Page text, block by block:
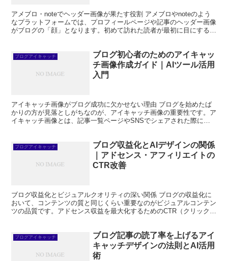
アメブロ・noteでヘッダー画像が果たす役割 アメブロやnoteのよう
なプラットフォームでは、プロフィールページや記事のヘッダー画像
がブログの「顔」となります。初めて訪れた読者が最初に目にするこ
ブログアイキャッチ
ブログ初心者のためのアイキャッ
チ画像作成ガイド｜AIツール活用
入門
アイキャッチ画像がブログ成功に欠かせない理由 ブログを始めたば
かりの方が見落としがちなのが、アイキャッチ画像の重要性です。ア
イキャッチ画像とは、記事一覧ページやSNSでシェアされた際に表
ブログアイキャッチ
ブログ収益化とAIデザインの関係
｜アドセンス・アフィリエイトの
CTR改善
ブログ収益化とビジュアルクオリティの深い関係 ブログの収益化に
おいて、コンテンツの質と同じくらい重要なのがビジュアルコンテン
ツの品質です。アドセンス収益を最大化するためのCTR（クリック
ブログアイキャッチ
ブログ記事の読了率を上げるアイ
キャッチデザインの法則とAI活用
術